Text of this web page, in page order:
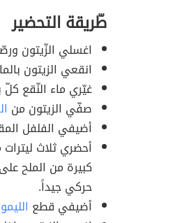
طّريقة التحضير
اغسلي الزّيتون
انقعي الزيتون
غيّري ماء النّقع
صفّي الزيتون من
أضيفي الفلفل
أحضري ثلاث
كبيرة من الملح
حركي جيداً.
أضيفي قطع